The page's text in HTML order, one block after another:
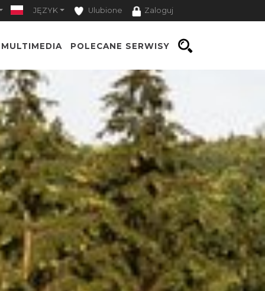
JĘZYK Ulubione Zaloguj
MULTIMEDIA POLECANE SERWISY